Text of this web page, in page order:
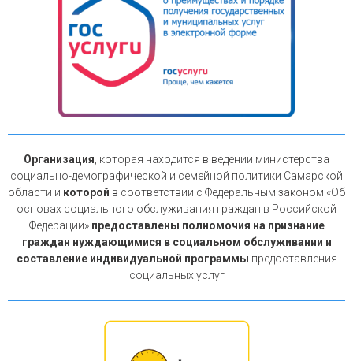
Организация , которая находится в ведении министерства
социально-демографической и семейной политики Самарской
области и которой в соответствии с Федеральным законом «Об
основах социального обслуживания граждан в Российской
Федерации» предоставлены полномочия на признание
граждан нуждающимися в социальном обслуживании и
составление индивидуальной программы предоставления
социальных услуг